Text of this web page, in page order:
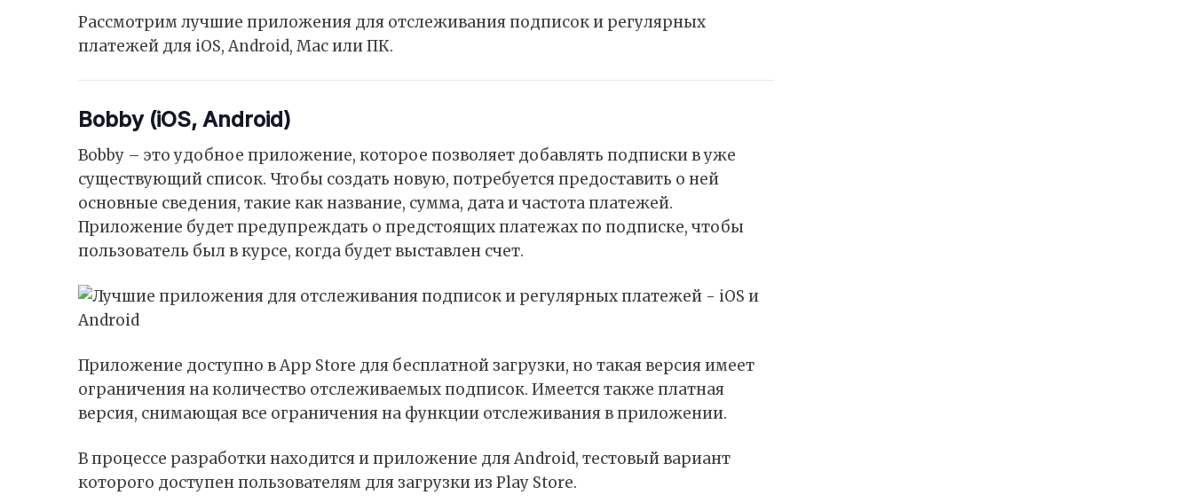
Рассмотрим лучшие приложения для отслеживания подписок и регулярных
платежей для iOS, Android, Mac или ПК.
Bobby (iOS, Android)
Bobby – это удобное приложение, которое позволяет добавлять подписки в уже
существующий список. Чтобы создать новую, потребуется предоставить о ней
основные сведения, такие как название, сумма, дата и частота платежей.
Приложение будет предупреждать о предстоящих платежах по подписке, чтобы
пользователь был в курсе, когда будет выставлен счет.
Приложение доступно в App Store для бесплатной загрузки, но такая версия имеет
ограничения на количество отслеживаемых подписок. Имеется также платная
версия, снимающая все ограничения на функции отслеживания в приложении.
В процессе разработки находится и приложение для Android, тестовый вариант
которого доступен пользователям для загрузки из Play Store.